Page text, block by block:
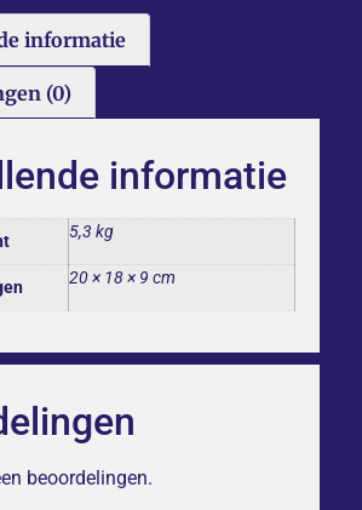
informatie
(0)
informatie
5,3 kg
20 × 18 × 9 cm
beoordelingen.